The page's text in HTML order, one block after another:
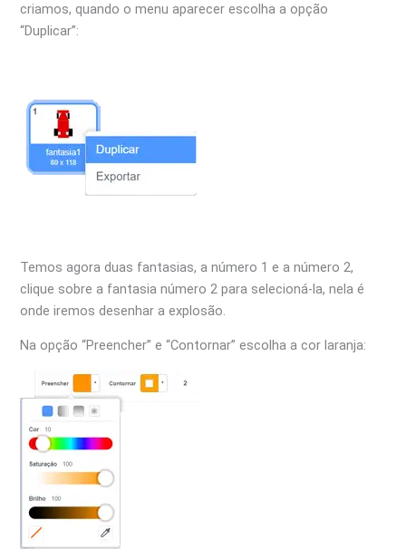
criamos, quando o menu aparecer escolha a opção
“Duplicar”:
Temos agora duas fantasias, a número 1 e a número 2,
clique sobre a fantasia número 2 para selecioná-la, nela é
onde iremos desenhar a explosão.
Na opção “Preencher” e “Contornar” escolha a cor laranja: